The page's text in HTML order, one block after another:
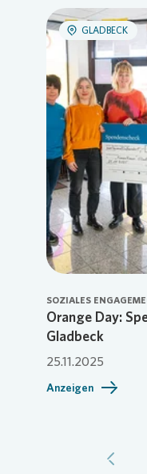
GLADBECK
SOZIALES
Orange Day:
Gladbeck
25.11.2025
Anzeigen